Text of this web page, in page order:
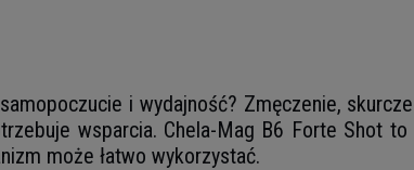
i wydajność? Zmęczenie,
wsparcia. Chela-Mag B6 Forte Shot
może łatwo wykorzystać.